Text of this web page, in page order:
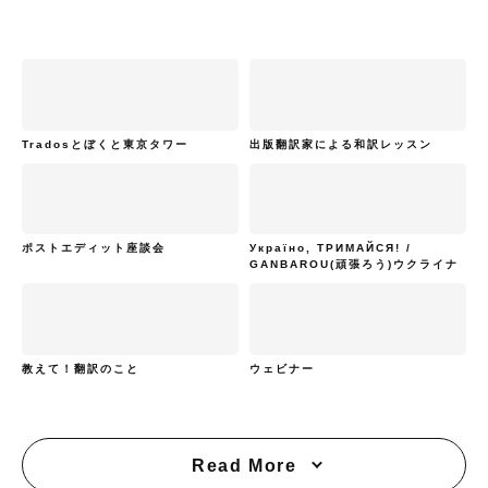
Tradosとぼくと東京タワー 出版翻訳家による和訳レッスン
ポストエディット座談会
Україно, ТРИМАЙСЯ! /
GANBAROU(頑張ろう)ウクライナ
教えて！翻訳のこと ウェビナー
Read More